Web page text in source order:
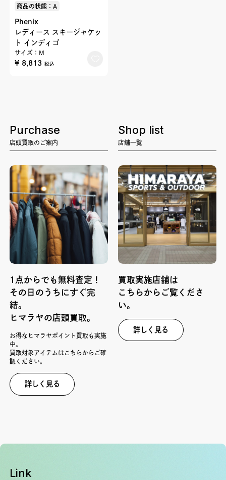
商品の状態：A
Phenix
レディース スキージャケッ
ト インディゴ
サイズ：M
¥ 8,813 税込
Purchase
店頭買取のご案内
1点からでも無料査定！
その日のうちにすぐ完
結。
ヒマラヤの店頭買取。
お得なヒマラヤポイント買取も実施
中。
買取対象アイテムはこちらからご確
認ください。
詳しく見る
Shop list
店舗一覧
買取実施店舗は
こちらからご覧くださ
い。
詳しく見る
Link